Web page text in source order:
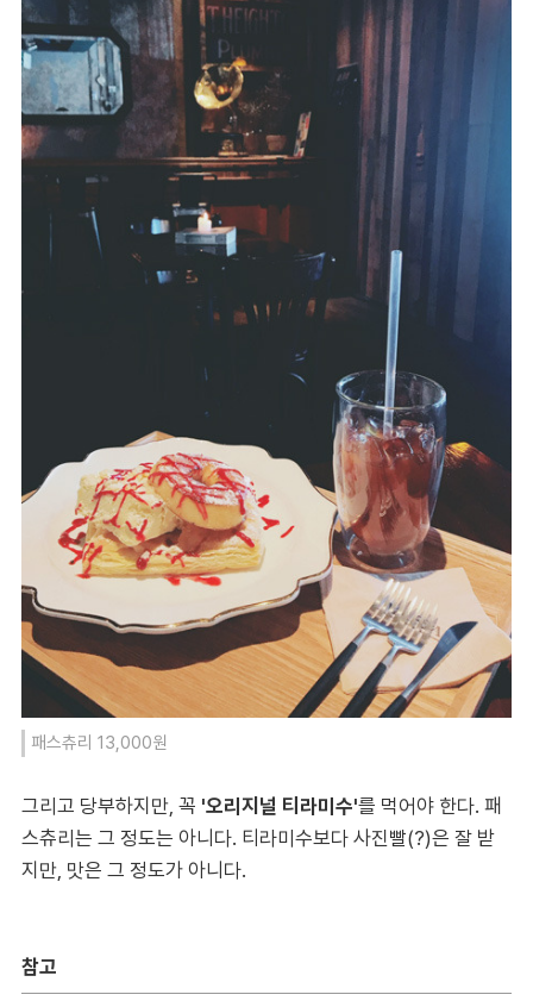
패스츄리 13,000원
그리고 당부하지만, 꼭 '오리지널 티라미수'를 먹어야 한다. 패
스츄리는 그 정도는 아니다. 티라미수보다 사진빨(?)은 잘 받
지만, 맛은 그 정도가 아니다.
참고